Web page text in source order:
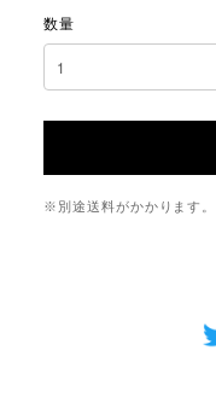
数量
※別途送料がかかります。